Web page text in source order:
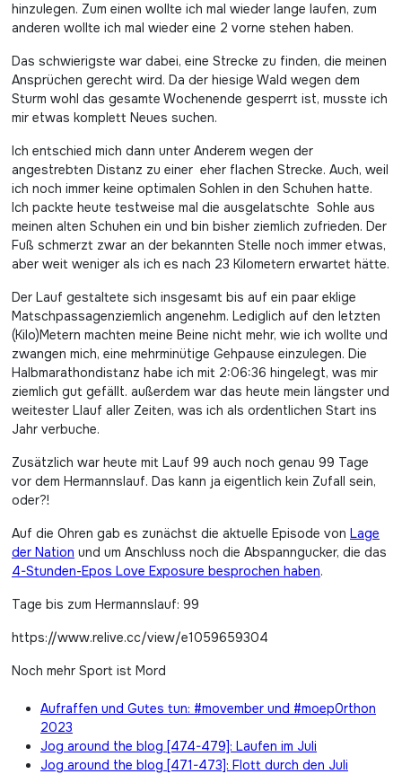
hinzulegen. Zum einen wollte ich mal wieder lange laufen, zum
anderen wollte ich mal wieder eine 2 vorne stehen haben.
Das schwierigste war dabei, eine Strecke zu finden, die meinen
Ansprüchen gerecht wird. Da der hiesige Wald wegen dem
Sturm wohl das gesamte Wochenende gesperrt ist, musste ich
mir etwas komplett Neues suchen.
Ich entschied mich dann unter Anderem wegen der
angestrebten Distanz zu einer eher flachen Strecke. Auch, weil
ich noch immer keine optimalen Sohlen in den Schuhen hatte.
Ich packte heute testweise mal die ausgelatschte Sohle aus
meinen alten Schuhen ein und bin bisher ziemlich zufrieden. Der
Fuß schmerzt zwar an der bekannten Stelle noch immer etwas,
aber weit weniger als ich es nach 23 Kilometern erwartet hätte.
Der Lauf gestaltete sich insgesamt bis auf ein paar eklige
Matschpassagenziemlich angenehm. Lediglich auf den letzten
(Kilo)Metern machten meine Beine nicht mehr, wie ich wollte und
zwangen mich, eine mehrminütige Gehpause einzulegen. Die
Halbmarathondistanz habe ich mit 2:06:36 hingelegt, was mir
ziemlich gut gefällt. außerdem war das heute mein längster und
weitester Llauf aller Zeiten, was ich als ordentlichen Start ins
Jahr verbuche.
Zusätzlich war heute mit Lauf 99 auch noch genau 99 Tage
vor dem Hermannslauf. Das kann ja eigentlich kein Zufall sein,
oder?!
Auf die Ohren gab es zunächst die aktuelle Episode von Lage
der Nation und um Anschluss noch die Abspanngucker, die das
4-Stunden-Epos Love Exposure besprochen haben.
Tage bis zum Hermannslauf: 99
https://www.relive.cc/view/e1059659304
Noch mehr Sport ist Mord
Aufraffen und Gutes tun: #movember und #moep0rthon
2023
Jog around the blog [474-479]: Laufen im Juli
Jog around the blog [471-473]: Flott durch den Juli